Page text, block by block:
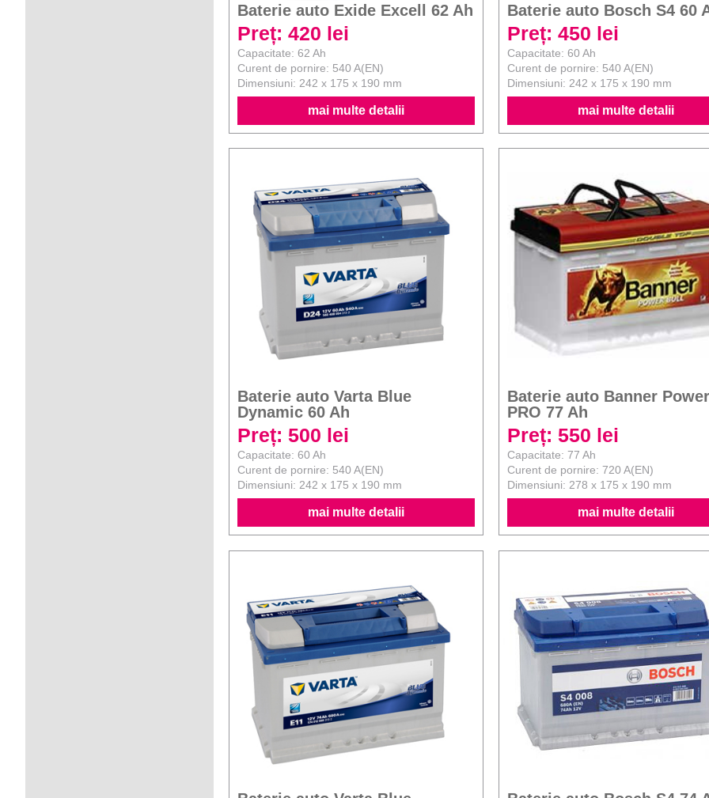
Baterie auto Exide Excell 62 Ah
Preț: 420 lei
Capacitate: 62 Ah
Curent de pornire: 540 A(EN)
Dimensiuni: 242 x 175 x 190 mm
mai multe detalii
Baterie auto Bosch S4 60
Preț: 450 lei
Capacitate: 60 Ah
Curent de pornire: 540 A(EN)
Dimensiuni: 242 x 175 x 190 mm
mai multe detalii
Baterie auto Varta Blue
Dynamic 60 Ah
Preț: 500 lei
Capacitate: 60 Ah
Curent de pornire: 540 A(EN)
Dimensiuni: 242 x 175 x 190 mm
mai multe detalii
Baterie auto Banner
PRO 77 Ah
Preț: 550 lei
Capacitate: 77 Ah
Curent de pornire: 720 A(EN)
Dimensiuni: 278 x 175 x 190 mm
mai multe detalii